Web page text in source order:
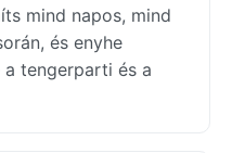
mind napos, mind
és enyhe
tengerparti és a